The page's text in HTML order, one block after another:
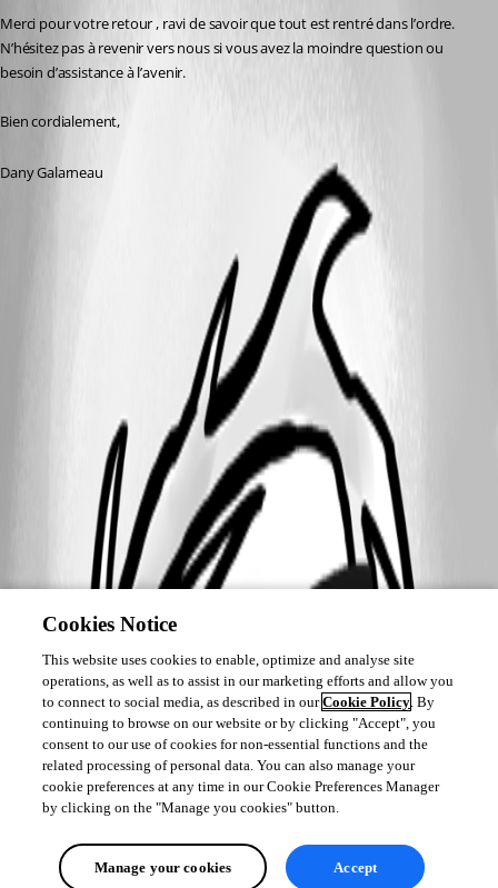
Merci pour votre retour , ravi de savoir que tout est rentré dans l’ordre.
N’hésitez pas à revenir vers nous si vous avez la moindre question ou
besoin d’assistance à l’avenir.
Bien cordialement,
Dany Galarneau
Cookies Notice
This website uses cookies to enable, optimize and analyse site
operations, as well as to assist in our marketing efforts and allow you
to connect to social media, as described in ourCookie Policy. By
continuing to browse on our website or by clicking "Accept", you
consent to our use of cookies for non-essential functions and the
related processing of personal data. You can also manage your
cookie preferences at any time in our Cookie Preferences Manager
by clicking on the "Manage you cookies" button.
Manage your cookies Accept